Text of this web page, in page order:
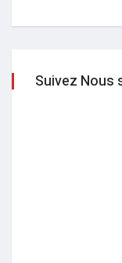
Suivez Nous